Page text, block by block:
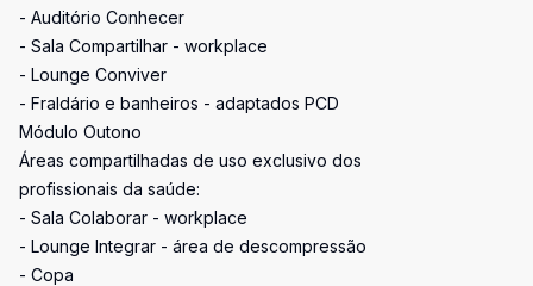
- Auditório Conhecer
- Sala Compartilhar - workplace
- Lounge Conviver
- Fraldário e banheiros - adaptados PCD
Módulo Outono
Áreas compartilhadas de uso exclusivo dos
profissionais da saúde:
- Sala Colaborar - workplace
- Lounge Integrar - área de descompressão
- Copa